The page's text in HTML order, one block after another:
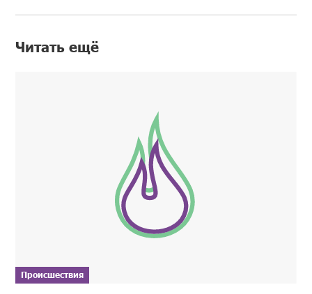
Читать ещё
Происшествия